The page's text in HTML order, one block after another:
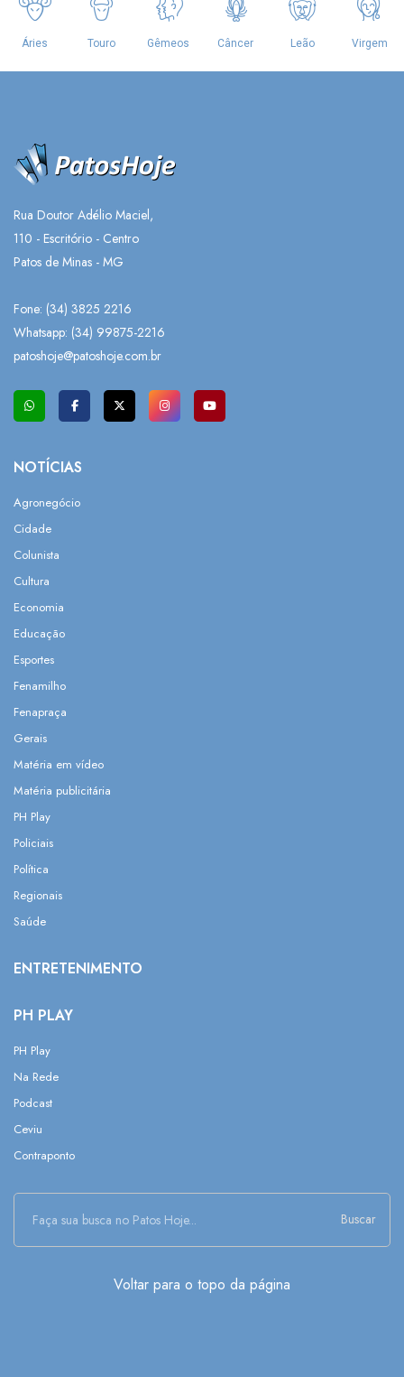
Rua Doutor Adélio Maciel,
110 - Escritório - Centro
Patos de Minas - MG
Fone: (34) 3825 2216
Whatsapp: (34) 99875-2216
patoshoje@patoshoje.com.br
NOTÍCIAS
Agronegócio
Cidade
Colunista
Cultura
Economia
Educação
Esportes
Fenamilho
Fenapraça
Gerais
Matéria em vídeo
Matéria publicitária
PH Play
Policiais
Política
Regionais
Saúde
ENTRETENIMENTO
PH PLAY
PH Play
Na Rede
Podcast
Ceviu
Contraponto
Buscar
Voltar para o topo da página